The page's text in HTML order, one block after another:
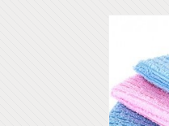
ՀԱՆՐԱՅԻՆ